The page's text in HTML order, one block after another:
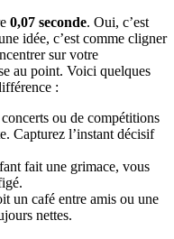
0,07 seconde. Oui, c’est
idée, c’est comme cligner
sur votre
au point. Voici quelques
:
ou de compétitions
Capturez l’instant décisif
fait une grimace, vous
un café entre amis ou une
nettes.